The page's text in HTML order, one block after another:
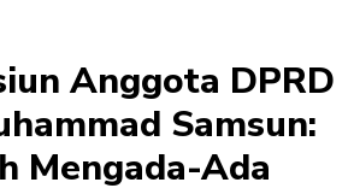
Anggota DPRD
Samsun:
Mengada-Ada